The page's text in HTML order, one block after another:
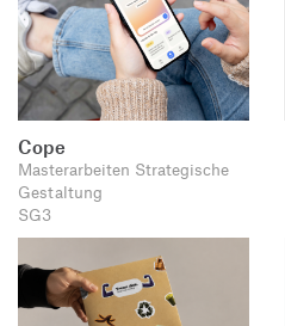
Cope
Masterarbeiten Strategische
Gestaltung
SG3